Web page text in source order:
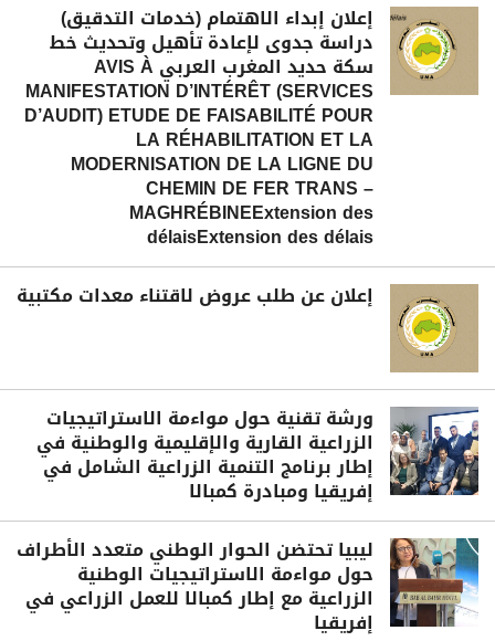
إعلان إبداء الاهتمام (خدمات التدقيق)
دراسة جدوى لإعادة تأهيل وتحديث خط
سكة حديد المغرب العربي AVIS À
MANIFESTATION D’INTÉRÊT (SERVICES
D’AUDIT) ETUDE DE FAISABILITÉ POUR
LA RÉHABILITATION ET LA
MODERNISATION DE LA LIGNE DU
CHEMIN DE FER TRANS –
MAGHRÉBINEExtension des
délaisExtension des délais
إعلان عن طلب عروض لاقتناء معدات مكتبية
ورشة تقنية حول مواءمة الاستراتيجيات
الزراعية القارية والإقليمية والوطنية في
إطار برنامج التنمية الزراعية الشامل في
إفريقيا ومبادرة كمبالا
ليبيا تحتضن الحوار الوطني متعدد الأطراف
حول مواءمة الاستراتيجيات الوطنية
الزراعية مع إطار كمبالا للعمل الزراعي في
إفريقيا